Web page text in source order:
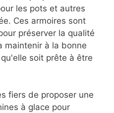
les pots et autres
Ces armoires sont
préserver la qualité
maintenir à la bonne
soit prête à être
fiers de proposer une
à glace pour